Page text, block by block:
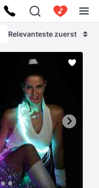
Relevanteste zuerst